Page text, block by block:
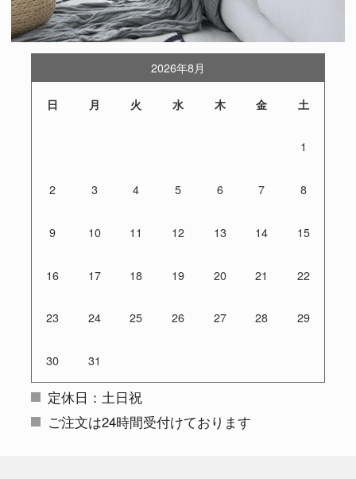
2026年8月
日 月 火 水 木 金 土
1
2 3 4 5 6 7 8
9 10 11 12 13 14 15
16 17 18 19 20 21 22
23 24 25 26 27 28 29
30 31
定休日：土日祝
ご注文は24時間受付けております